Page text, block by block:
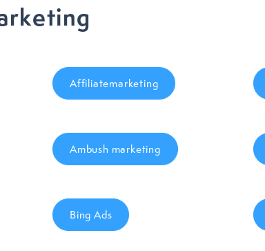
Affiliatemarketing
Ambush marketing
Bing Ads